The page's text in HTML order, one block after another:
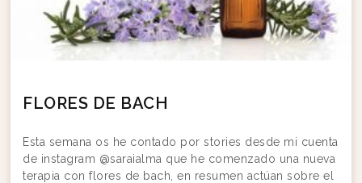
FLORES DE BACH
Esta semana os he contado por stories desde mi cuenta
de instagram @saraialma que he comenzado una nueva
terapia con flores de bach, en resumen actúan sobre el